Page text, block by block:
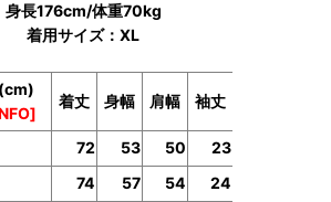
身長176cm/体重70kg
着用サイズ：XL
着丈 身幅 肩幅 袖丈
72 53 50
23
74 57 54
24